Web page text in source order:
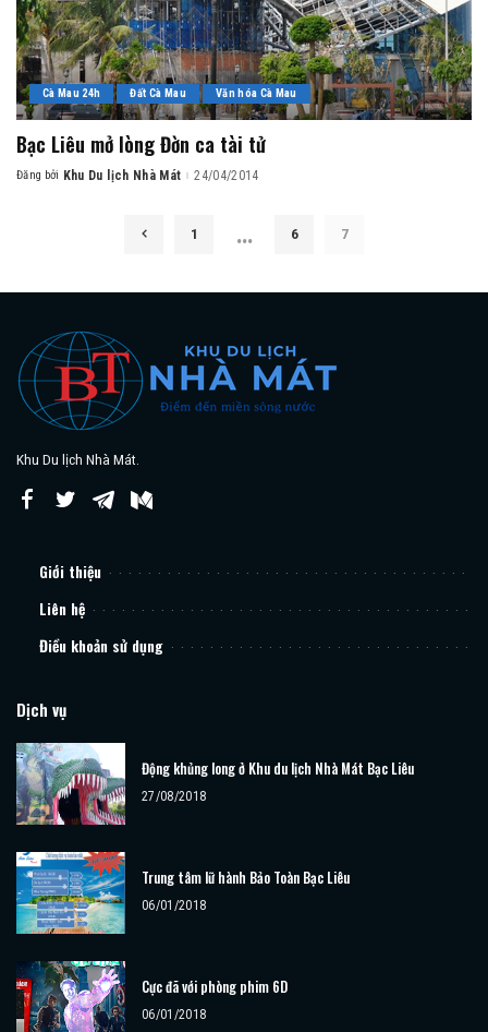
Cà Mau 24h Đất Cà Mau Văn hóa Cà Mau
Bạc Liêu mở lòng Đờn ca tài tử
Posted
Đăng bởi Khu Du lịch Nhà Mát 24/04/2014
1 … 6 7
Khu Du lịch Nhà Mát.
Giới thiệu
Liên hệ
Điều khoản sử dụng
Dịch vụ
Động khủng long ở Khu du lịch Nhà Mát Bạc Liêu
27/08/2018
Trung tâm lữ hành Bảo Toàn Bạc Liêu
06/01/2018
Cực đã với phòng phim 6D
06/01/2018